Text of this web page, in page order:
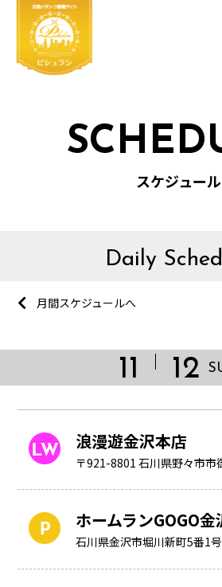
スケジュール
Daily
月間スケジュールへ
11 12
浪漫遊金沢本店
〒921-8801 石川県野々市市
ホームランGOGO金
石川県金沢市堀川新町5番1号